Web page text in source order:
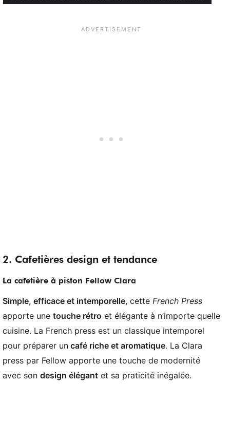
2. Cafetières design et tendance
La cafetière à piston Fellow Clara
Simple, efficace et intemporelle, cette French Press
apporte une touche rétro et élégante à n’importe quelle
cuisine. La French press est un classique intemporel
pour préparer un café riche et aromatique. La Clara
press par Fellow apporte une touche de modernité
avec son design élégant et sa praticité inégalée.